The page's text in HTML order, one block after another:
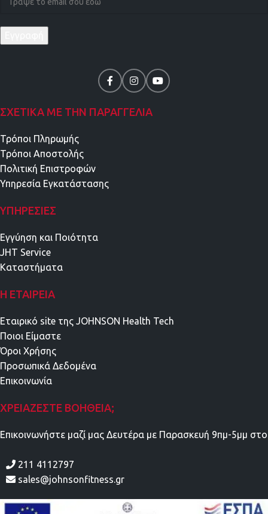
ΣΧΕΤΙΚΑ ΜΕ ΤΗΝ ΠΑΡΑΓΓΕΛΙΑ
Τρόποι Πληρωμής
Τρόποι Αποστολής
Πολιτική Επιστροφών
Υπηρεσία Εγκατάστασης
ΥΠΗΡΕΣΊΕΣ
Εγγύηση και Ποιότητα
JHT Service
Καταστήματα
Η ΕΤΑΙΡΕΊΑ
Εταιρικό site της JOHNSON Health Tech
Ποιοι Είμαστε
Όροι Χρήσης
Προσωπικά Δεδομένα
Επικοινωνία
ΧΡΕΙΆΖΕΣΤΕ ΒΟΉΘΕΙΑ;
Επικοινωνήστε μαζί μας Δευτέρα με Παρασκευή 9πμ-5μμ στο
211 4112797
sales@johnsonfitness.gr